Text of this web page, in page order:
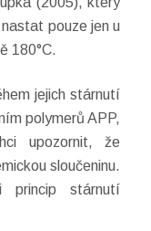
pouze jen u
180°C.
jejich stárnutí
polymerů APP,
upozornit, že
sloučeninu.
princip stárnutí